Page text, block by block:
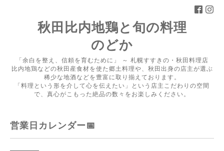
秋田比内地鶏と旬の料理
のどか
「余白を整え、信頼を育むために」 ～ 札幌すすきの・秋田料理店
比内地鶏などの秋田産食材を使た郷土料理や、秋田出身の店主が選ぶ
稀少な地酒などを豊富に取り揃えております。
「料理という形を介して心を伝えたい」という店主こだわりの空間
で、真心がこもった絶品の数々をお楽しみください。
営業日カレンダー📅